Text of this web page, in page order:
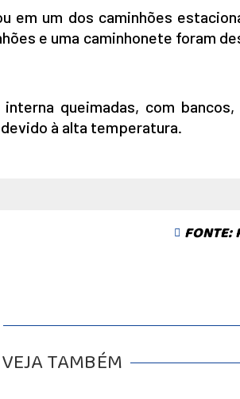
em um dos caminhões
e uma caminhonete foram
queimadas, com bancos,
à alta temperatura.
FONTE:
VEJA TAMBÉM